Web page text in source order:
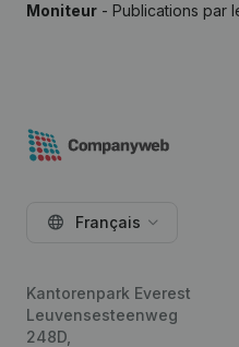
Moniteur - Publications par
Français
Kantorenpark Everest
Leuvensesteenweg
248D,